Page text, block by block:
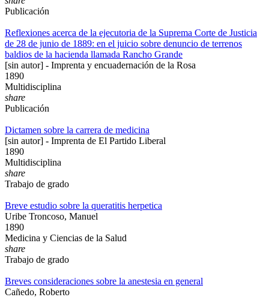
Publicación
Reflexiones acerca de la ejecutoria de la Suprema Corte de Justicia
de 28 de junio de 1889: en el juicio sobre denuncio de terrenos
baldios de la hacienda llamada Rancho Grande
[sin autor] - Imprenta y encuadernación de la Rosa
1890
Multidisciplina
share
Publicación
Dictamen sobre la carrera de medicina
[sin autor] - Imprenta de El Partido Liberal
1890
Multidisciplina
share
Trabajo de grado
Breve estudio sobre la queratitis herpetica
Uribe Troncoso, Manuel
1890
Medicina y Ciencias de la Salud
share
Trabajo de grado
Breves consideraciones sobre la anestesia en general
Cañedo, Roberto